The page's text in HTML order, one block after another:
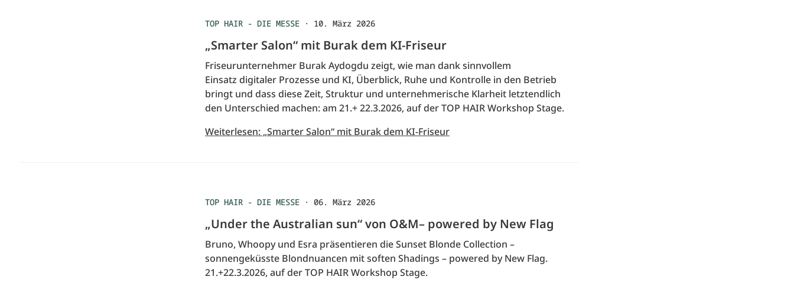
TOP HAIR - DIE MESSE · 10. März 2026
„Smarter Salon“ mit Burak dem KI-Friseur
Friseurunternehmer Burak Aydogdu zeigt, wie man dank sinnvollem
Einsatz digitaler Prozesse und KI, Überblick, Ruhe und Kontrolle in den Betrieb
bringt und dass diese Zeit, Struktur und unternehmerische Klarheit letztendlich
den Unterschied machen: am 21.+ 22.3.2026, auf der TOP HAIR Workshop Stage.
Weiterlesen: „Smarter Salon“ mit Burak dem KI-Friseur
TOP HAIR - DIE MESSE · 06. März 2026
„Under the Australian sun“ von O&M– powered by New Flag
Bruno, Whoopy und Esra präsentieren die Sunset Blonde Collection –
sonnengeküsste Blondnuancen mit soften Shadings – powered by New Flag.
21.+22.3.2026, auf der TOP HAIR Workshop Stage.